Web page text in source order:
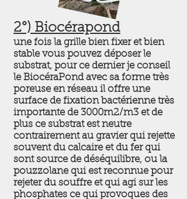
2°) Biocérapond
une fois la grille bien fixer et bien
stable vous pouvez déposer le
substrat, pour ce dernier je conseil
le BiocéraPond avec sa forme très
poreuse en réseau il offre une
surface de fixation bactérienne très
importante de 3000m2/m3 et de
plus ce substrat est neutre
contrairement au gravier qui rejette
souvent du calcaire et du fer qui
sont source de déséquilibre, ou la
pouzzolane qui est reconnue pour
rejeter du souffre et qui agi sur les
phosphates ce qui provoques des